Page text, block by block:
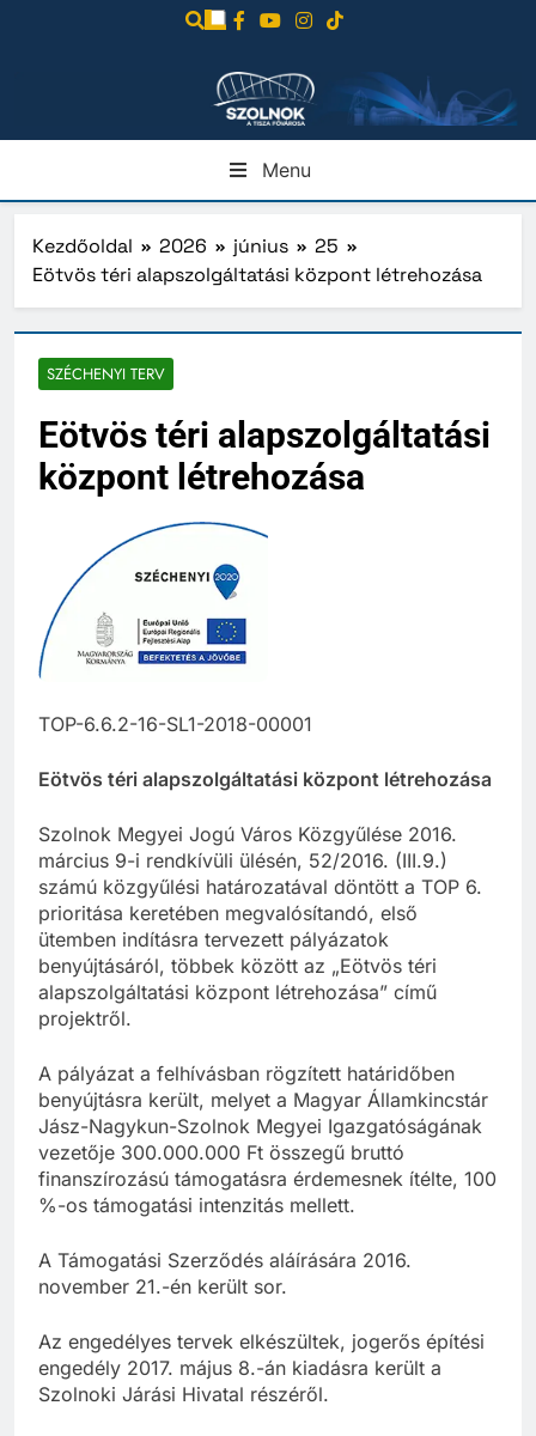
Menu
Kezdőoldal 2026 június
25
Eötvös téri alapszolgáltatási központ létrehozása
SZÉCHENYI TERV
Eötvös téri alapszolgáltatási
központ létrehozása
TOP-6.6.2-16-SL1-2018-00001
Eötvös téri alapszolgáltatási központ létrehozása
Szolnok Megyei Jogú Város Közgyűlése 2016.
március 9-i rendkívüli ülésén, 52/2016. (III.9.)
számú közgyűlési határozatával döntött a TOP 6.
prioritása keretében megvalósítandó, első
ütemben indításra tervezett pályázatok
benyújtásáról, többek között az „Eötvös téri
alapszolgáltatási központ létrehozása” című
projektről.
A pályázat a felhívásban rögzített határidőben
benyújtásra került, melyet a Magyar Államkincstár
Jász-Nagykun-Szolnok Megyei Igazgatóságának
vezetője 300.000.000 Ft összegű bruttó
finanszírozású támogatásra érdemesnek ítélte, 100
%-os támogatási intenzitás mellett.
A Támogatási Szerződés aláírására 2016.
november 21.-én került sor.
Az engedélyes tervek elkészültek, jogerős építési
engedély 2017. május 8.-án kiadásra került a
Szolnoki Járási Hivatal részéről.